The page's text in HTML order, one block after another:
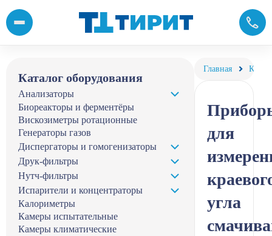
Каталог оборудования
Анализаторы
Биореакторы и ферментёры
Вискозиметры ротационные
Генераторы газов
Диспергаторы и гомогенизаторы
Друк-фильтры
Нутч-фильтры
Испарители и концентраторы
Калориметры
Камеры испытательные
Камеры климатические
Главная
для
угла